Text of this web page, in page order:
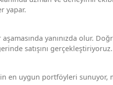
yapar.
yanınızda olur.
satışını gerçekleştiriyoruz.
en uygun portföyleri